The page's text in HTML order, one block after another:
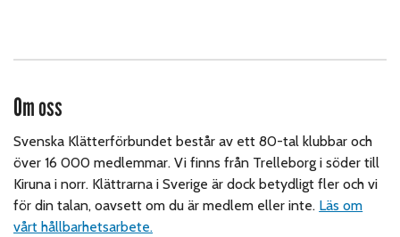
Om oss
Svenska Klätterförbundet består av ett 80-tal klubbar och
över 16 000 medlemmar. Vi finns från Trelleborg i söder till
Kiruna i norr. Klättrarna i Sverige är dock betydligt fler och vi
för din talan, oavsett om du är medlem eller inte. Läs om
vårt hållbarhetsarbete.